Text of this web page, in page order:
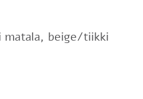
matala, beige/tiikki